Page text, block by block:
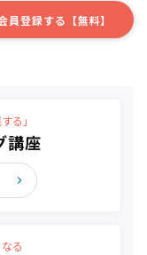
員登録する【無料】
る」
講座
る